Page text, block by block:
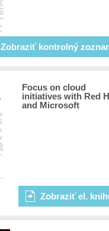
Zobraziť kontrolný
Focus on cloud
initiatives with Red
and Microsoft
Zobraziť el.